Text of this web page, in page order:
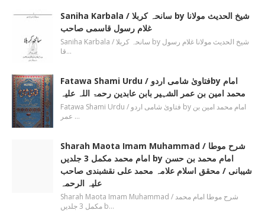
Saniha Karbala / سانحہ کربلا by شیخ الحدیث مولانا
غلام رسول قاسمی صاحب
Saniha Karbala / سانحہ کربلا by شیخ الحدیث مولانا غلام رسول
قا…
Fatawa Shami Urdu / فتاویٰ شامی اردوby امام
محمد امین بن عمر الشہیر بابن عابدین رحمۃ اللہ علیہ
Fatawa Shami Urdu / فتاویٰ شامی اردو by امام محمد امین بن
عمر …
Sharah Maota Imam Muhammad / شرح موطا
امام محمد مکمل 3 جلدیں by امام محمد بن حسن
شیبانی / محقق اسلام علامہ محمد علی نقشبندی صاحب
علیہ الرحمہ
Sharah Maota Imam Muhammad / شرح موطا امام محمد
مکمل 3 جلدیں b…